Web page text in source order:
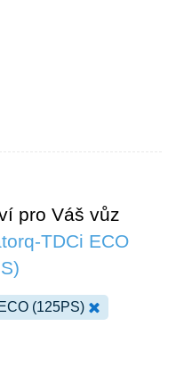
pro Váš vůz
TDCi ECO
(125PS)